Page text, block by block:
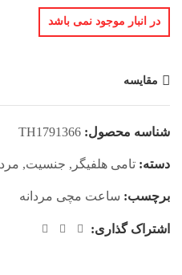
در انبار موجود نمی باشد
مقایسه
شناسه محصول: TH1791366
دسته: تامی هلفیگر , جنسیت,
برچسب: ساعت مچی مردانه
اشتراک گذاری: